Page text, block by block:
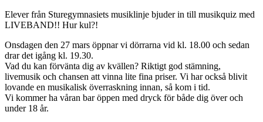
Elever från Sturegymnasiets musiklinje bjuder in till musikquiz med
LIVEBAND!! Hur kul?!
Onsdagen den 27 mars öppnar vi dörrarna vid kl. 18.00 och sedan
drar det igång kl. 19.30.
Vad du kan förvänta dig av kvällen? Riktigt god stämning,
livemusik och chansen att vinna lite fina priser. Vi har också blivit
lovande en musikalisk överraskning innan, så kom i tid.
Vi kommer ha våran bar öppen med dryck för både dig över och
under 18 år.